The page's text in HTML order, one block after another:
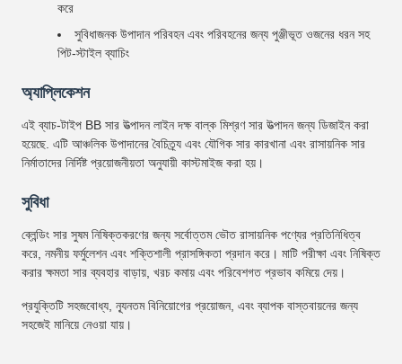
করে
সুবিধাজনক উপাদান পরিবহন এবং পরিবহনের জন্য পুঞ্জীভূত ওজনের ধরন সহ
পিট-স্টাইল ব্যাচিং
অ্যাপ্লিকেশন
এই ব্যাচ-টাইপ BB সার উত্পাদন লাইন দক্ষ বাল্ক মিশ্রণ সার উত্পাদন জন্য ডিজাইন করা
হয়েছে. এটি আঞ্চলিক উপাদানের বৈচিত্র্য এবং যৌগিক সার কারখানা এবং রাসায়নিক সার
নির্মাতাদের নির্দিষ্ট প্রয়োজনীয়তা অনুযায়ী কাস্টমাইজ করা হয়।
সুবিধা
ব্লেন্ডিং সার সুষম নিষিক্তকরণের জন্য সর্বোত্তম ভৌত রাসায়নিক পণ্যের প্রতিনিধিত্ব
করে, নমনীয় ফর্মুলেশন এবং শক্তিশালী প্রাসঙ্গিকতা প্রদান করে। মাটি পরীক্ষা এবং নিষিক্ত
করার ক্ষমতা সার ব্যবহার বাড়ায়, খরচ কমায় এবং পরিবেশগত প্রভাব কমিয়ে দেয়।
প্রযুক্তিটি সহজবোধ্য, ন্যূনতম বিনিয়োগের প্রয়োজন, এবং ব্যাপক বাস্তবায়নের জন্য
সহজেই মানিয়ে নেওয়া যায়।